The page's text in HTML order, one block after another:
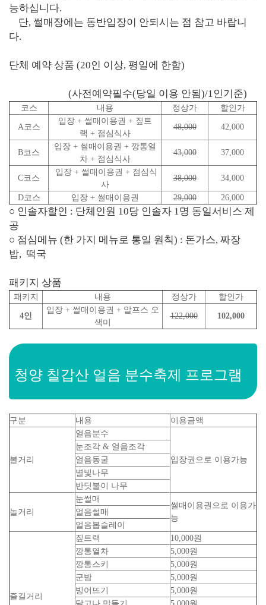
능하십니다.
단, 썰매장에는 동반입장이 안되시는 점 참고 바랍니
다.
단체 예약 상품 (20인 이상, 평일에 한함)
(사전예약필수(당일 이용 안됨)/1인기준)
코스 내용 정상가 할인가
A코스
입장 + 썰매이용권 + 짚트
랙 + 점심식사
48,000 42,000
B코스
입장 + 썰매이용권 + 깡통열
차 + 점심식사
43,000 37,000
C코스
입장 + 썰매이용권 + 점심식
사
38,000 34,000
D코스 입장 + 썰매이용권 29,000 26,000
○ 인솔자할인 : 단체인원 10당 인솔자 1명 동일서비스 제
공
○ 점심메뉴 (한 가지 메뉴로 통일 원칙) : 돈가스, 짜장
밥, 떡국
패키지 상품
패키지 내용 정상가 할인가
4인
입장 + 썰매이용권 + 알프스 오
색미
122,000 102,000
청양 칠갑산 얼음 분수축제 프로그램
구분 내용 이용금액
볼거리
얼음분수
입장권으로 이용가능
눈조각 & 얼음조각
얼음동굴
별빛나무
반딧불이 나무
놀거리
눈썰매
썰매이용권으로 이용가
능
얼음썰매
얼음봅슬레이
즐길거리
짚트랙
10,000원
깡통열차
5,000원
깡통스키
5,000원
군밤
5,000원
빙어뜨기
5,000원